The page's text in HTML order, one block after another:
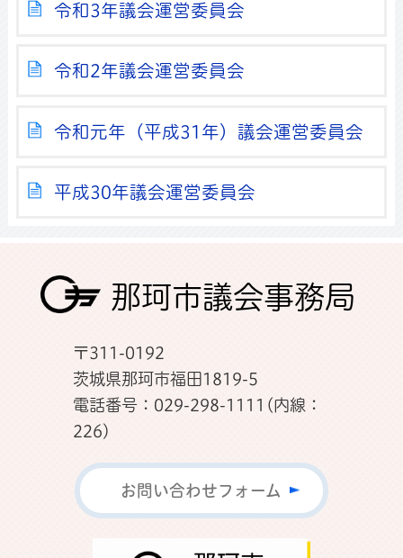
令和3年議会運営委員会
令和2年議会運営委員会
令和元年（平成31年）議会運営委員会
平成30年議会運営委員会
那珂市議会事務局
〒311-0192
茨城県那珂市福田1819-5
電話番号：029-298-1111(内線：
226)
お問い合わせフォーム